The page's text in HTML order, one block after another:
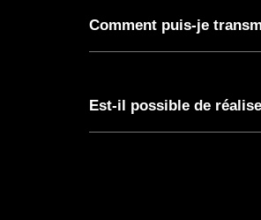
Comment puis-je
Est-il possible de